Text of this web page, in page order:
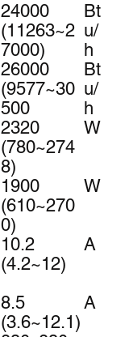
24000
(11263~2
7000)
Bt
u/
h
26000
(9577~30
500
Bt
u/
h
2320
(780~274
8)
W
1900
(610~270
0)
W
10.2
(4.2~12)
A
8.5
(3.6~12.1)
A